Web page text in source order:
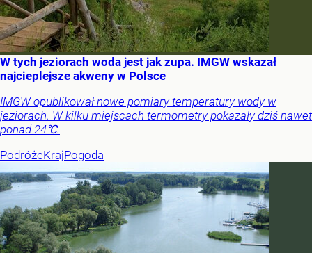
W tych jeziorach woda jest jak zupa. IMGW wskazał
najcieplejsze akweny w Polsce
IMGW opublikował nowe pomiary temperatury wody w
jeziorach. W kilku miejscach termometry pokazały dziś nawet
ponad 24℃.
PodróżeKrajPogoda